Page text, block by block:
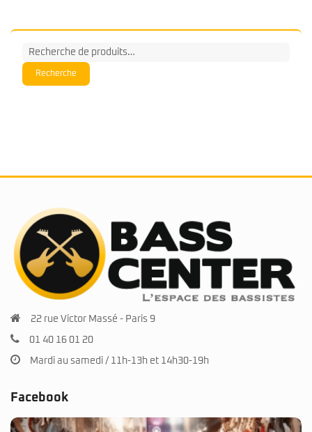
Recherche
pour :
Recherche
22 rue Victor Massé - Paris 9
01 40 16 01 20
Mardi au samedi / 11h-13h et 14h30-19h
Facebook